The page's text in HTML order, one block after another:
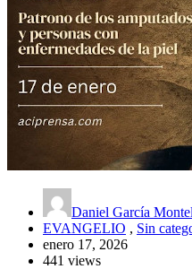
Daniel García
EVANGELIO , Sin
enero 17, 2026
441 views